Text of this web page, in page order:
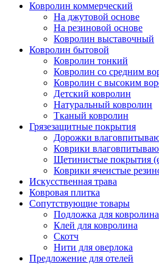
Ковролин коммерческий
На джутовой основе
На резиновой основе
Ковролин выставочный
Ковролин бытовой
Ковролин тонкий
Ковролин со средним
Ковролин с высоким
Детский ковролин
Натуральный ковролин
Тканый ковролин
Грязезащитные покрытия
Дорожки
Коврики
Щетинистые покрытия
Коврики ячеистые
Искусственная трава
Ковровая плитка
Сопутствующие товары
Подложка для ковролина
Клей для ковролина
Скотч
Нити для оверлока
Предложение для отелей